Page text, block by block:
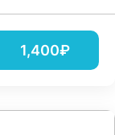
1,400₽